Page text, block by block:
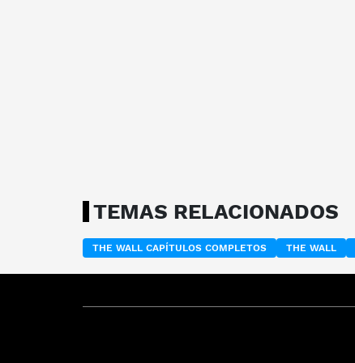
TEMAS RELACIONADOS
THE WALL CAPÍTULOS COMPLETOS THE WALL